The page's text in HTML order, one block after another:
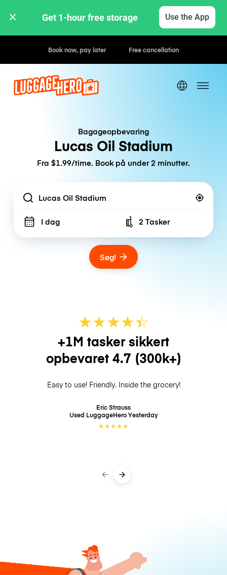
Get 1-hour free storage Use the App
Hourly / Daily Rates
Bagageopbevaring
Lucas Oil Stadium
Fra $1.99/time. Book på under 2 minutter.
Location
I dag Number of bags
2 Tasker
Søg!
★★★★☆
★
+1M tasker sikkert
opbevaret 4.7 (300k+)
Easy to use! Friendly. Inside the grocery!
Eric Strauss
Used LuggageHeroYesterday
★★★★★